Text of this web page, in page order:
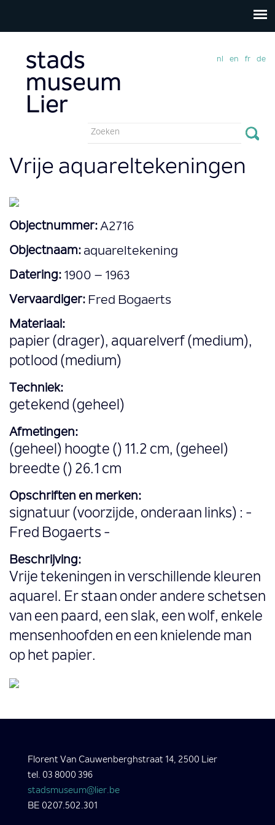
Zoekveld
nl en fr de
Vrije aquareltekeningen
Objectnummer: A2716
Objectnaam: aquareltekening
Datering: 1900 – 1963
Vervaardiger: Fred Bogaerts
Materiaal:
papier (drager), aquarelverf (medium),
potlood (medium)
Techniek:
getekend (geheel)
Afmetingen:
(geheel) hoogte () 11.2 cm, (geheel)
breedte () 26.1 cm
Opschriften en merken:
signatuur (voorzijde, onderaan links) : -
Fred Bogaerts -
Beschrijving:
Vrije tekeningen in verschillende kleuren
aquarel. Er staan onder andere schetsen
van een paard, een slak, een wolf, enkele
mensenhoofden en een knielende man
op het papier.
Florent Van Cauwenberghstraat 14, 2500 Lier
tel. 03 8000 396
stadsmuseum@lier.be
BE 0207.502.301